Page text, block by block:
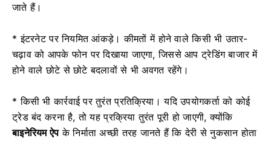
जाते हैं।
* इंटरनेट पर नियमित आंकड़े। कीमतों में होने वाले किसी भी उतार-
चढ़ाव को आपके फोन पर दिखाया जाएगा, जिससे आप ट्रेडिंग बाजार में
होने वाले छोटे से छोटे बदलावों से भी अवगत रहेंगे।
* किसी भी कार्रवाई पर तुरंत प्रतिक्रिया। यदि उपयोगकर्ता को कोई
ट्रेड बंद करना है, तो यह प्रक्रिया तुरंत पूरी हो जाएगी, क्योंकि
बाइनेरियम ऐपके निर्माता अच्छी तरह जानते हैं कि देरी से नुकसान होता